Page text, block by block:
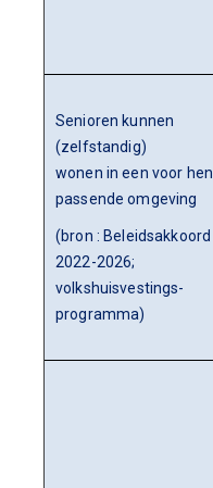
Senioren kunnen
(zelfstandig)
wonen in een voor hen
passende omgeving
(bron : Beleidsakkoord
2022-2026;
volkshuisvestings-
programma)